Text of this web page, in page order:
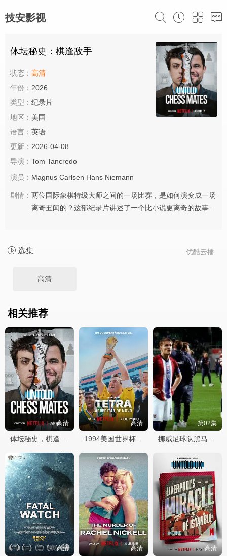
技安影视
体坛秘史：棋逢敌手
状态： 高清
年份： 2026
类型： 纪录片
地区： 美国
语言： 英语
更新： 2026-04-08
导演： Tom Tancredo
演员： Magnus Carlsen Hans Niemann
剧情： 两位国际象棋特级大师之间的一场比赛，是如何演变成一场
离奇丑闻的？这部纪录片讲述了一个比小说更离奇的故事...
优酷云播
选集
高清
相关推荐
高清
体坛秘史，棋逢敌手
高清
1994美国世界杯：巴西队荣耀再临
第02集
挪威足球队黑马之路
高清 高清 高清